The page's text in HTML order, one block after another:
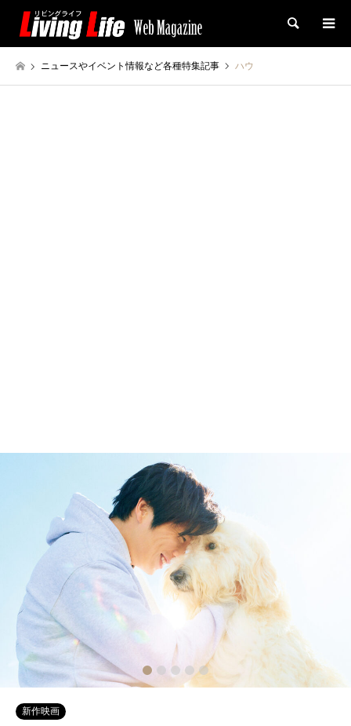
検索
ニュースやイベント情報など各種特集記事 ハウ
4 5
新作映画